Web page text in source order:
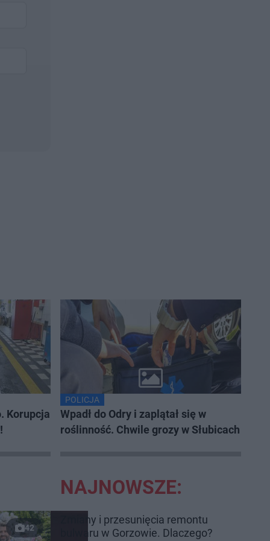
Korupcja
POLICJA
Wpadł do Odry i zaplątał się w
roślinność. Chwile grozy w Słubicach
42
NAJNOWSZE:
Zmiany i przesunięcia remontu
bulwaru w Gorzowie. Dlaczego?